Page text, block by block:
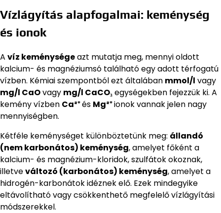
Vízlágyítás alapfogalmai: keménység
és ionok
A víz keménységeazt mutatja meg, mennyi oldott
kalcium- és magnéziumsó található egy adott térfogatú
vízben. Kémiai szempontból ezt általában mmol/l vagy
mg/l CaOvagy mg/l CaCO₃egységekben fejezzük ki. A
kemény vízben Ca²⁺és Mg²⁺ionok vannak jelen nagy
mennyiségben.
Kétféle keménységet különböztetünk meg: állandó
(nem karbonátos) keménység, amelyet főként a
kalcium- és magnézium-kloridok, szulfátok okoznak,
illetveváltozó (karbonátos) keménység, amelyet a
hidrogén-karbonátok idéznek elő. Ezek mindegyike
eltávolítható vagy csökkenthető megfelelő vízlágyítási
módszerekkel.